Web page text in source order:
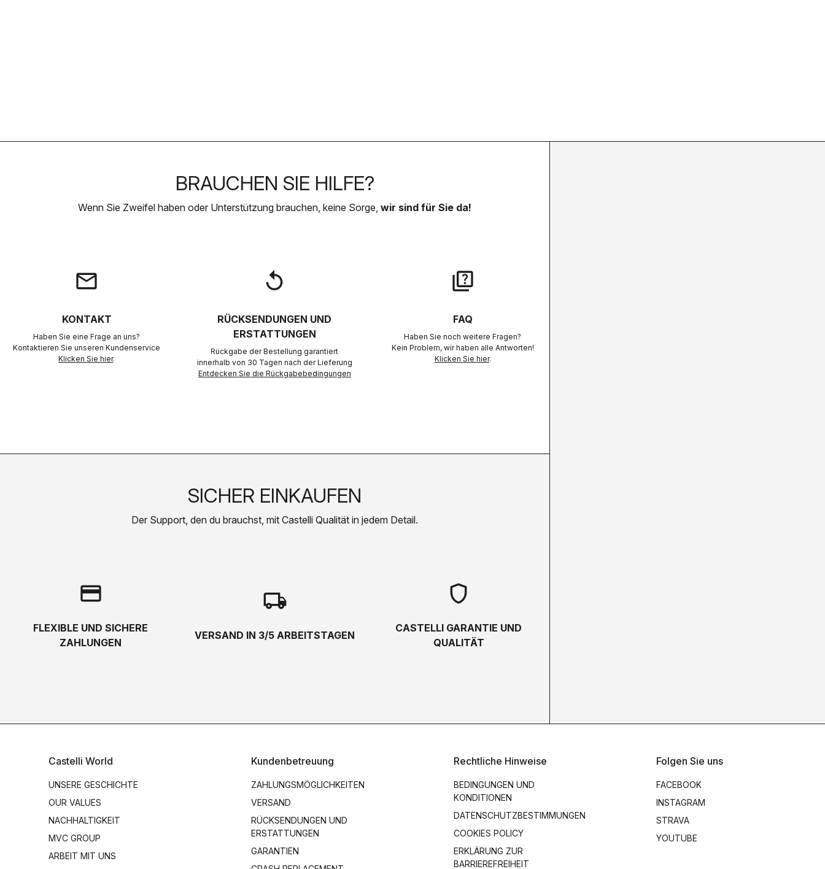
BRAUCHEN SIE HILFE?
Wenn Sie Zweifel haben oder Unterstützung brauchen, keine Sorge, wir sind für Sie da!
email
KONTAKT
Haben Sie eine Frage an uns?
Kontaktieren Sie unseren Kundenservice
Klicken Sie hier.
replay
RÜCKSENDUNGEN UND
ERSTATTUNGEN
Rückgabe der Bestellung garantiert
innerhalb von 30 Tagen nach der Lieferung
Entdecken Sie die Rückgabebedingungen
quiz
FAQ
Haben Sie noch weitere Fragen?
Kein Problem, wir haben alle Antworten!
Klicken Sie hier.
SICHER EINKAUFEN
Der Support, den du brauchst, mit Castelli Qualität in jedem Detail.
credit_card
FLEXIBLE UND SICHERE
ZAHLUNGEN
local_shipping
VERSAND IN 3/5 ARBEITSTAGEN
shield
CASTELLI GARANTIE UND
QUALITÄT
Castelli World
UNSERE GESCHICHTE
OUR VALUES
NACHHALTIGKEIT
MVC GROUP
ARBEIT MIT UNS
Kundenbetreuung
ZAHLUNGSMÖGLICHKEITEN
VERSAND
RÜCKSENDUNGEN UND
ERSTATTUNGEN
GARANTIEN
Rechtliche Hinweise
BEDINGUNGEN UND
KONDITIONEN
DATENSCHUTZBESTIMMUNGEN
COOKIES POLICY
ERKLÄRUNG ZUR
BARRIEREFREIHEIT
Folgen Sie uns
FACEBOOK
INSTAGRAM
STRAVA
YOUTUBE